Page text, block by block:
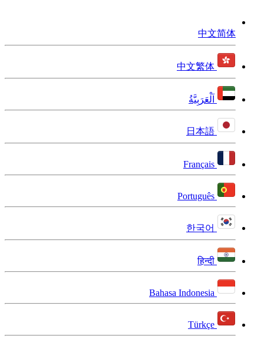
中文简体
中文繁体
اَلْعَرَبِيَّةُ
日本語
Français
Português
한국어
हिन्दी
Bahasa Indonesia
Türkçe